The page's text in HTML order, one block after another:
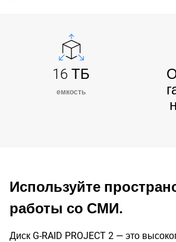
16 ТБ
емкость
Используйте
работы со СМИ.
Диск G-RAID PROJECT 2 — это